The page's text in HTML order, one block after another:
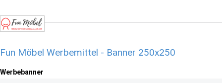
Fun Möbel Werbemittel - Banner 250x250
Werbebanner